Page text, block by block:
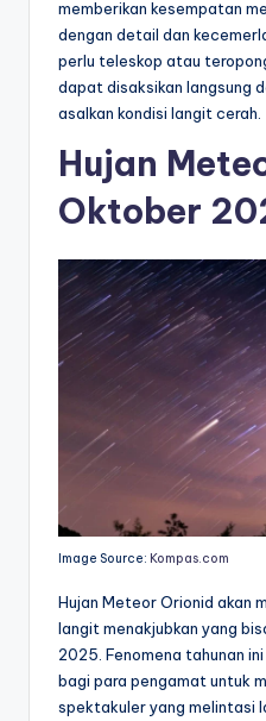
memberikan kesempatan
dengan detail dan
perlu teleskop atau
dapat disaksikan langsung
asalkan kondisi langit cerah.
Hujan
Oktober
Image Source: Kompas.com
Hujan Meteor Orionid akan
langit menakjubkan yang
2025. Fenomena tahunan
bagi para pengamat untuk
spektakuler yang melintasi